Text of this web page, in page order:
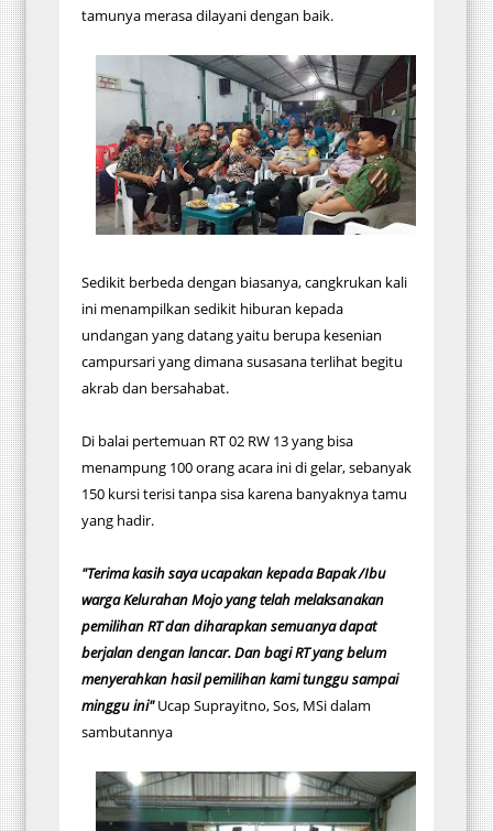
tamunya merasa dilayani dengan baik.
Sedikit berbeda dengan biasanya, cangkrukan kali
ini menampilkan sedikit hiburan kepada
undangan yang datang yaitu berupa kesenian
campursari yang dimana susasana terlihat begitu
akrab dan bersahabat.
Di balai pertemuan RT 02 RW 13 yang bisa
menampung 100 orang acara ini di gelar, sebanyak
150 kursi terisi tanpa sisa karena banyaknya tamu
yang hadir.
"Terima kasih saya ucapakan kepada Bapak /Ibu
warga Kelurahan Mojo yang telah melaksanakan
pemilihan RT dan diharapkan semuanya dapat
berjalan dengan lancar. Dan bagi RT yang belum
menyerahkan hasil pemilihan kami tunggu sampai
minggu ini"Ucap Suprayitno, Sos, MSi dalam
sambutannya